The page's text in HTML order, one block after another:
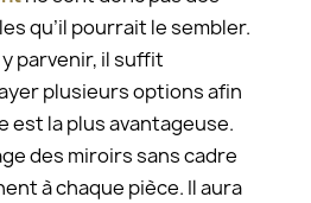
qu’il pourrait le sembler.
parvenir, il suffit
plusieurs options afin
est la plus avantageuse.
des miroirs sans cadre
à chaque pièce. Il aura